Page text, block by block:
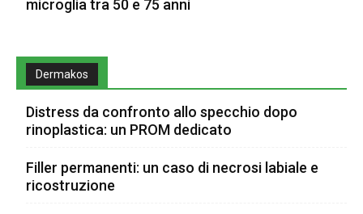
microglia tra 50 e 75 anni
Dermakos
Distress da confronto allo specchio dopo
rinoplastica: un PROM dedicato
Filler permanenti: un caso di necrosi labiale e
ricostruzione